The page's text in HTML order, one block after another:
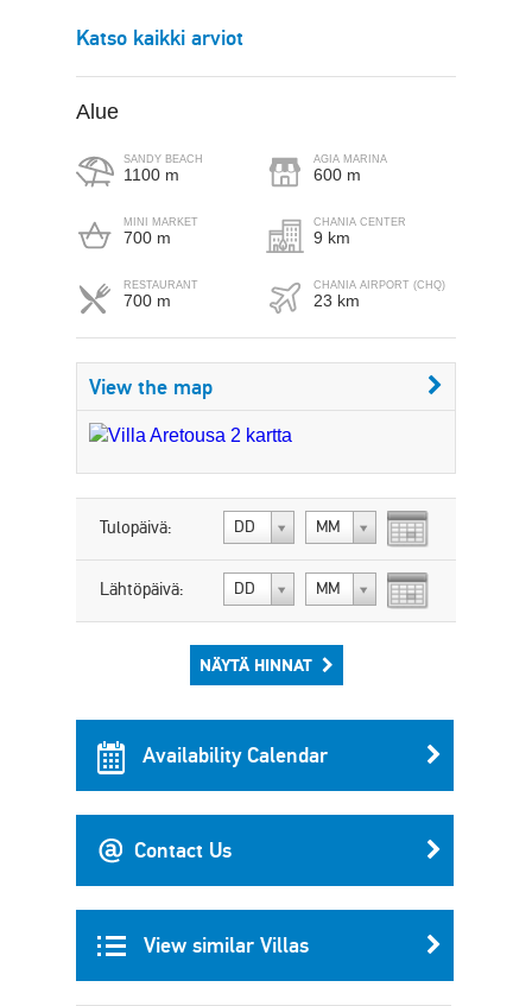
Katso kaikki arviot
Alue
SANDY BEACH
1100 m
MINI MARKET
700 m
RESTAURANT
700 m
AGIA MARINA
600 m
CHANIA CENTER
9 km
CHANIA AIRPORT (CHQ)
23 km
View the map
Tulopäivä: DD MM
Lähtöpäivä: DD MM
NÄYTÄ HINNAT
Availability Calendar
Contact Us
View similar Villas